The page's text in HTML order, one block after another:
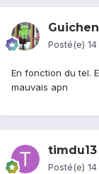
Posté(e)
En fonction du tel.
mauvais apn
timdu13
Posté(e)